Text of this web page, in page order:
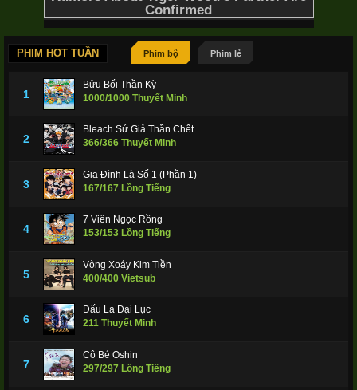
PHIM HOT TUẦN Phim bộ Phim lẻ
1
Bửu Bối Thần Kỳ
1000/1000 Thuyết Minh
2
Bleach Sứ Giả Thần Chết
366/366 Thuyết Minh
3
Gia Đình Là Số 1 (Phần 1)
167/167 Lồng Tiếng
4
7 Viên Ngọc Rồng
153/153 Lồng Tiếng
5
Vòng Xoáy Kim Tiền
400/400 Vietsub
6
Đấu La Đại Lục
211 Thuyết Minh
7
Cô Bé Oshin
297/297 Lồng Tiếng